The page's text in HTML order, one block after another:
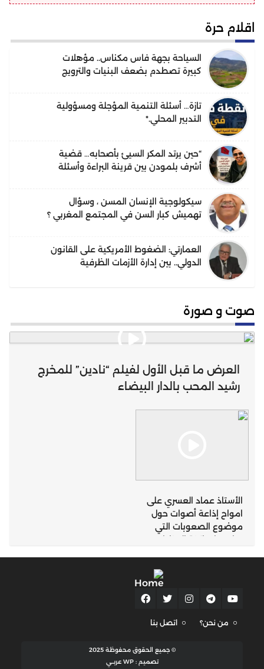
اقلام حرة
السياحة بجهة فاس مكناس.. مؤهلات
كبيرة تصطدم بضعف البنيات والترويج
تازة… أسئلة التنمية المؤجلة ومسؤولية
التدبير المحلي.*
“حين يرتد المكر السيئ بأصحابه… قضية
أشرف بلمودن بين قرينة البراءة وأسئلة
سيكولوجية الإنسان المسن ، وسؤال
تهميش كبار السن في المجتمع المغربي ؟
العمارتي: الضغوط الأمريكية على القانون
الدولي.. بين إدارة الأزمات الظرفية
صوت و صورة
العرض ما قبل الأول لفيلم “نادين” للمخرج
رشيد المحب بالدار البيضاء
الأستاذ عماد العسري على
امواح إذاعة أصوات حول
موضوع الصعوبات التي
تواجهها ساكنة المناطق
من نحن؟ اتصل بنا
© جميع الحقوق محفوظة 2025
تصميم : WP عربــي